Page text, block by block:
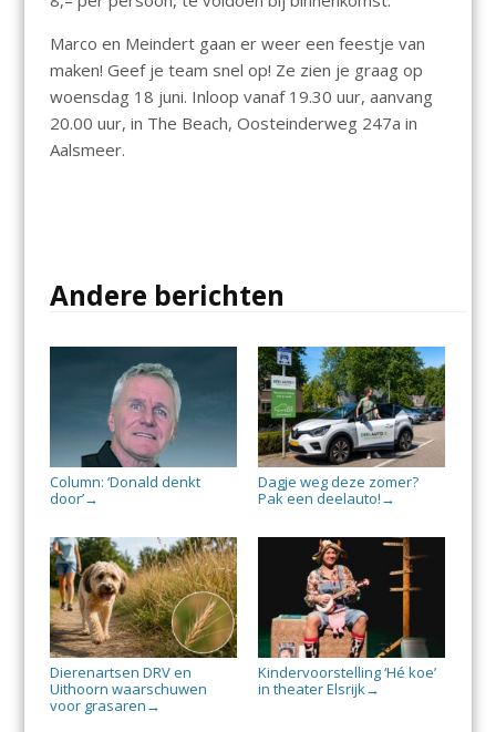
Marco en Meindert gaan er weer een feestje van
maken! Geef je team snel op! Ze zien je graag op
woensdag 18 juni. Inloop vanaf 19.30 uur, aanvang
20.00 uur, in The Beach, Oosteinderweg 247a in
Aalsmeer.
Andere berichten
Column: ‘Donald denkt
door’→
Dagje weg deze zomer?
Pak een deelauto! →
Dierenartsen DRV en
Uithoorn waarschuwen
voor grasaren →
Kindervoorstelling ‘Hé koe’
in theater Elsrijk→